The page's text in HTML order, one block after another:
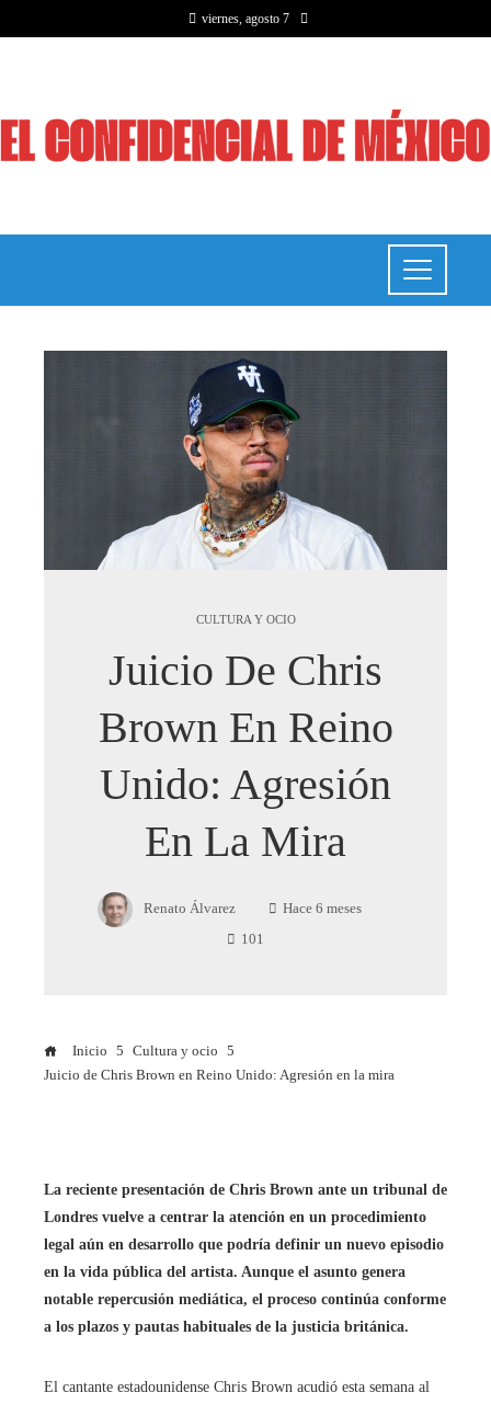
viernes, agosto 7
CULTURA Y OCIO
Juicio De Chris
Brown En Reino
Unido: Agresión
En La Mira
Renato Álvarez Hace 6 meses
101
Inicio
Cultura y ocio
Juicio de Chris Brown en Reino Unido: Agresión en la mira
La reciente presentación de Chris Brown ante un tribunal de
Londres vuelve a centrar la atención en un procedimiento
legal aún en desarrollo que podría definir un nuevo episodio
en la vida pública del artista. Aunque el asunto genera
notable repercusión mediática, el proceso continúa conforme
a los plazos y pautas habituales de la justicia británica.
El cantante estadounidense Chris Brown acudió esta semana al